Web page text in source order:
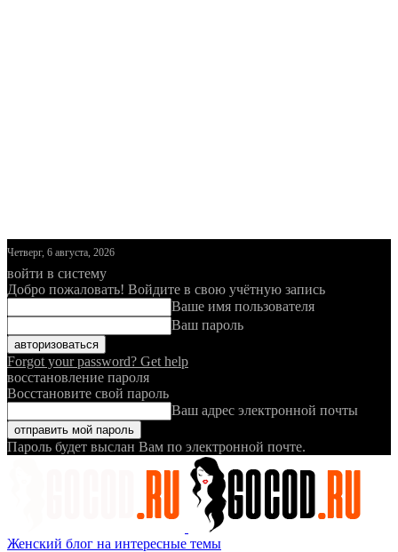
Четверг, 6 августа, 2026
войти в систему
Добро пожаловать! Войдите в свою учётную запись
Ваше имя пользователя
Ваш пароль
Forgot your password? Get help
восстановление пароля
Восстановите свой пароль
Ваш адрес электронной почты
Пароль будет выслан Вам по электронной почте.
Женский блог на интересные темы